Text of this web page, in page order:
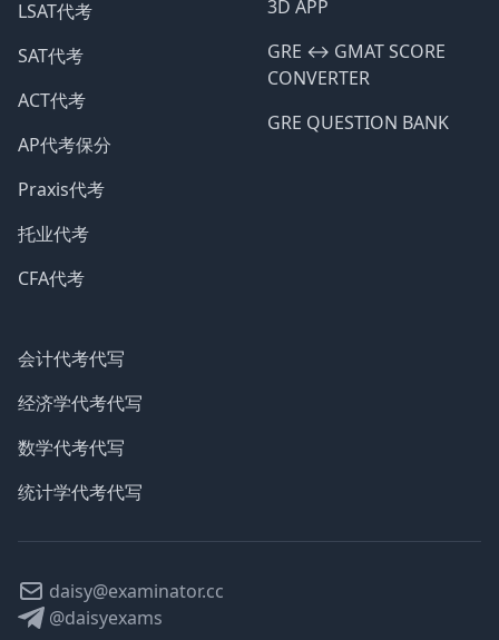
LSAT代考
SAT代考
ACT代考
AP代考保分
Praxis代考
托业代考
CFA代考
会计代考代写
经济学代考代写
数学代考代写
统计学代考代写
3D APP
GRE ↔️ GMAT SCORE
CONVERTER
GRE QUESTION BANK
daisy@examinator.cc
@daisyexams